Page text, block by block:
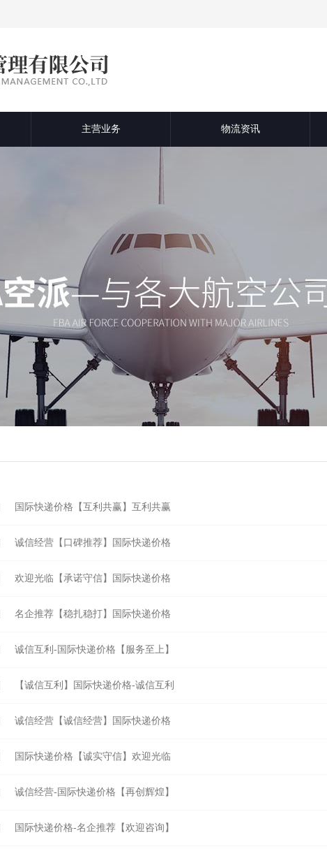
主营业务 物流资讯
国际快递价格【互利共赢】互利共赢
诚信经营【口碑推荐】国际快递价格
欢迎光临【承诺守信】国际快递价格
名企推荐【稳扎稳打】国际快递价格
诚信互利-国际快递价格【服务至上】
【诚信互利】国际快递价格-诚信互利
诚信经营【诚信经营】国际快递价格
国际快递价格【诚实守信】欢迎光临
诚信经营-国际快递价格【再创辉煌】
国际快递价格-名企推荐【欢迎咨询】